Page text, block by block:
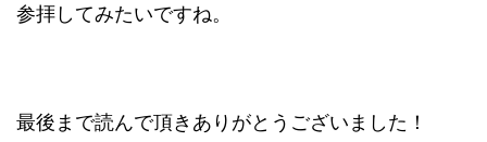
参拝してみたいですね。
最後まで読んで頂きありがとうございました！